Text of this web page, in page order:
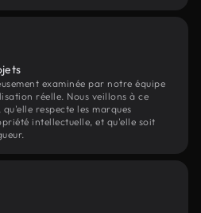
examinée par notre équipe
réelle. Nous veillons à ce
respecte les marques
intellectuelle, et qu'elle soit